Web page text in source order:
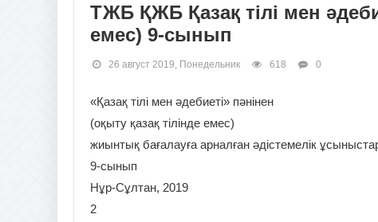
ТЖБ ҚЖБ Қазақ тілі мен
емес) 9-сынып
26 август 2019, Понедельник 618 0
«Қазақ тілі мен әдебиеті» пәнінен
(оқыту қазақ тілінде емес)
жиынтық бағалауға арналған әдістемелік
9-сынып
Нұр-Сұлтан, 2019
2